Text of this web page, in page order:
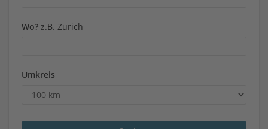
Wo? z.B. Zürich
Umkreis